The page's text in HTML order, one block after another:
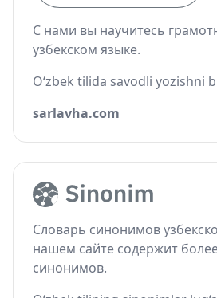
С нами вы научитесь
узбекском языке.
O‘zbek tilida savodli yozishni
sarlavha.com
Словарь синонимов
нашем сайте содержит
синонимов.